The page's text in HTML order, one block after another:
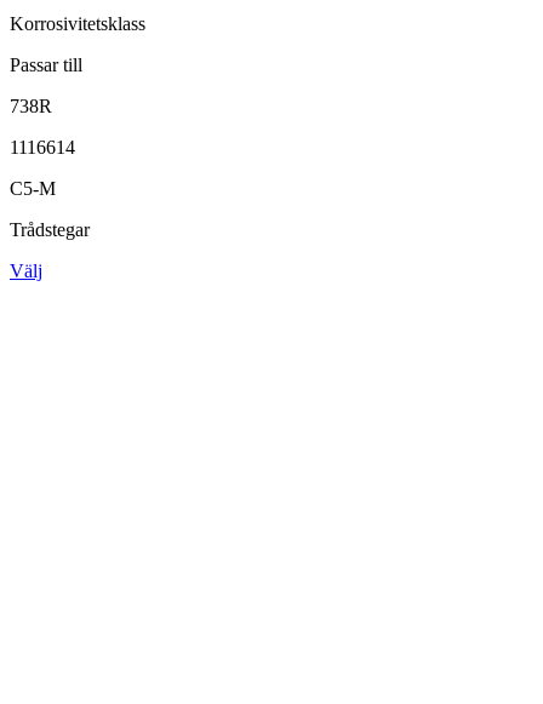
Korrosivitetsklass
Passar till
738R
1116614
C5-M
Trådstegar
Välj